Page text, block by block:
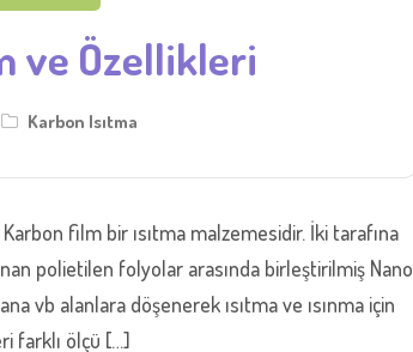
ve Özellikleri
Karbon Isıtma
Karbon film bir ısıtma malzemesidir. İki tarafına
polietilen folyolar arasında birleştirilmiş Nano
vb alanlara döşenerek ısıtma ve ısınma için
farklı ölçü […]